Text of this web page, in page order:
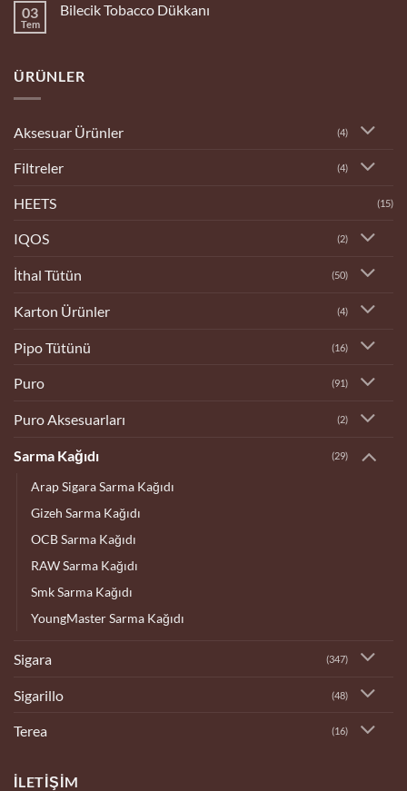
Tobacco
03
Tem
Bilecik Tobacco Dükkanı
Dükkanı
ÜRÜNLER
Aksesuar Ürünler (4)
Filtreler (4)
HEETS (15)
IQOS (2)
İthal Tütün (50)
Karton Ürünler (4)
Pipo Tütünü (16)
Puro (91)
Puro Aksesuarları (2)
Sarma Kağıdı (29)
Arap Sigara Sarma Kağıdı
Gizeh Sarma Kağıdı
OCB Sarma Kağıdı
RAW Sarma Kağıdı
Smk Sarma Kağıdı
YoungMaster Sarma Kağıdı
Sigara (347)
Sigarillo (48)
Terea (16)
İLETIŞIM